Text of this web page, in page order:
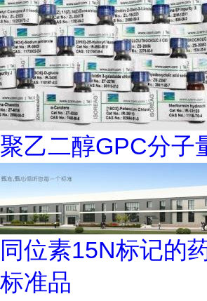
聚乙二醇GPC分子
同位素15N标记的
标准品